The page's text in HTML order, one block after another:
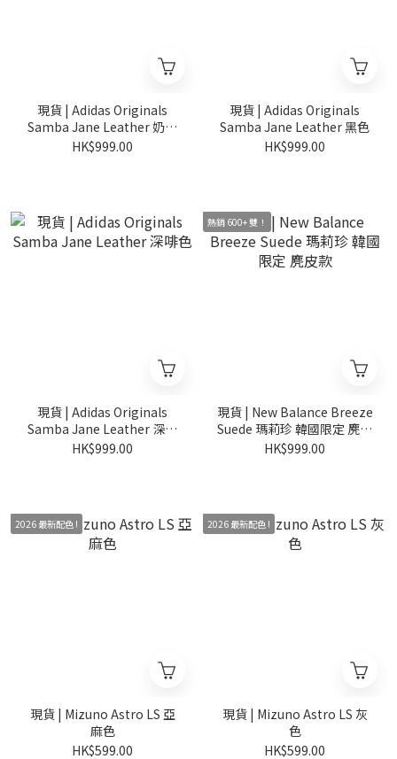
現貨 | Adidas Originals
Samba Jane Leather 奶油
色
HK$999.00
現貨 | Adidas Originals
Samba Jane Leather 黑色
HK$999.00
現貨 | Adidas Originals
Samba Jane Leather 深啡
色
HK$999.00
熱銷 600+ 雙！
現貨 | New Balance Breeze
Suede 瑪莉珍 韓國限定 麂皮
款
HK$999.00
2026 最新配色 !
現貨 | Mizuno Astro LS 亞
麻色
HK$599.00
2026 最新配色 !
現貨 | Mizuno Astro LS 灰
色
HK$599.00